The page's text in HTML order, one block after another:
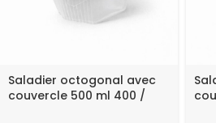
Saladier octogonal avec
couvercle 500 ml 400 /